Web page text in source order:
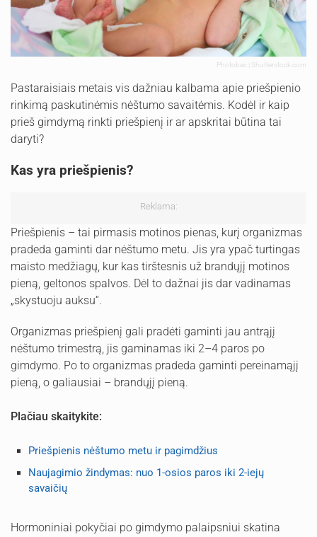
Photobac | Shutterstock.com
Pastaraisiais metais vis dažniau kalbama apie priešpienio
rinkimą paskutinėmis nėštumo savaitėmis. Kodėl ir kaip
prieš gimdymą rinkti priešpienį ir ar apskritai būtina tai
daryti?
Kas yra priešpienis?
Reklama:
Priešpienis – tai pirmasis motinos pienas, kurį organizmas
pradeda gaminti dar nėštumo metu. Jis yra ypač turtingas
maisto medžiagų, kur kas tirštesnis už brandųjį motinos
pieną, geltonos spalvos. Dėl to dažnai jis dar vadinamas
„skystuoju auksu“.
Organizmas priešpienį gali pradėti gaminti jau antrąjį
nėštumo trimestrą, jis gaminamas iki 2–4 paros po
gimdymo. Po to organizmas pradeda gaminti pereinamąjį
pieną, o galiausiai – brandųjį pieną.
Plačiau skaitykite:
Priešpienis nėštumo metu ir pagimdžius
Naujagimio žindymas: nuo 1-osios paros iki 2-iejų
savaičių
Hormoniniai pokyčiai po gimdymo palaipsniui skatina